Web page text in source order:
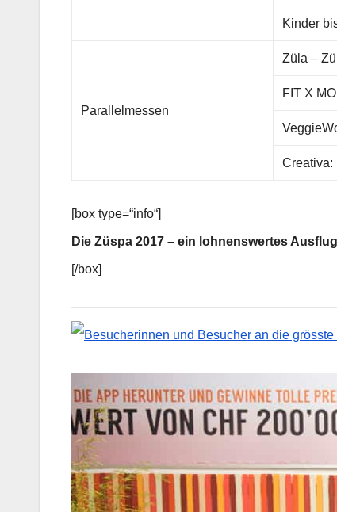
Kinder
Parallelmessen
Züla –
FIT X
Creativa:
[box type=“info“]
Die Züspa 2017 – ein lohnenswertes
[/box]